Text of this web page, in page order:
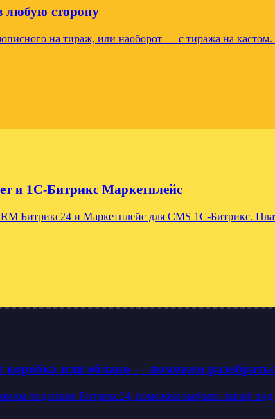
любую сторону
на тираж, или наоборот — с тиража на
и 1С-Битрикс Маркетплейс
Битрикс24 и Маркетплейс для CMS 1С-Битрикс.
коробка или облако — поможем
лицензию Битрикс24, поможем выбрать тариф под